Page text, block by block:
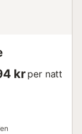
kr per natt